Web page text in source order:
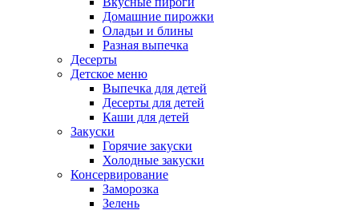
Домашние пирожки
Оладьи и блины
Разная выпечка
Десерты
Детское меню
Выпечка для детей
Десерты для детей
Каши для детей
Закуски
Горячие закуски
Холодные закуски
Консервирование
Заморозка
Зелень